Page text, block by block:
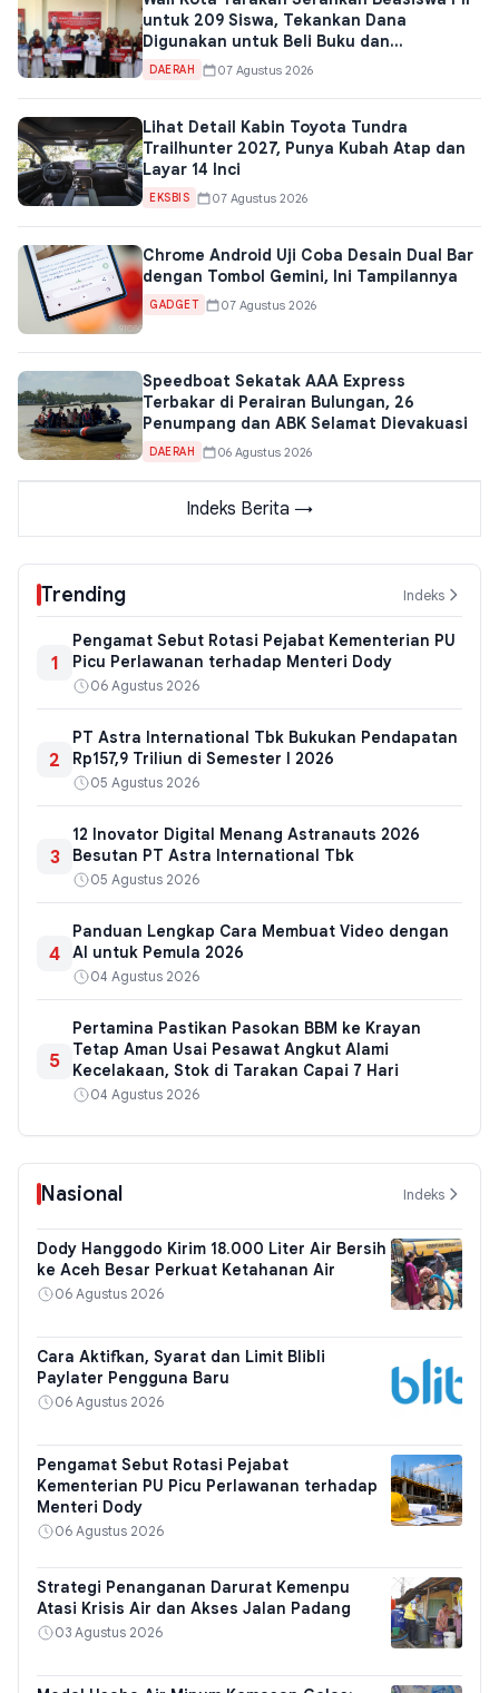
untuk 209 Siswa, Tekankan Dana
Digunakan untuk Beli Buku dan
Perlengkapan Sekolah
DAERAH 07 Agustus 2026
Lihat Detail Kabin Toyota Tundra
Trailhunter 2027, Punya Kubah Atap dan
Layar 14 Inci
EKSBIS 07 Agustus 2026
Chrome Android Uji Coba Desain Dual Bar
dengan Tombol Gemini, Ini Tampilannya
GADGET 07 Agustus 2026
Speedboat Sekatak AAA Express
Terbakar di Perairan Bulungan, 26
Penumpang dan ABK Selamat Dievakuasi
DAERAH 06 Agustus 2026
Indeks Berita →
Trending Indeks
1
Pengamat Sebut Rotasi Pejabat Kementerian PU
Picu Perlawanan terhadap Menteri Dody
06 Agustus 2026
2
PT Astra International Tbk Bukukan Pendapatan
Rp157,9 Triliun di Semester I 2026
05 Agustus 2026
3
12 Inovator Digital Menang Astranauts 2026
Besutan PT Astra International Tbk
05 Agustus 2026
4
Panduan Lengkap Cara Membuat Video dengan
AI untuk Pemula 2026
04 Agustus 2026
5
Pertamina Pastikan Pasokan BBM ke Krayan
Tetap Aman Usai Pesawat Angkut Alami
Kecelakaan, Stok di Tarakan Capai 7 Hari
04 Agustus 2026
Nasional Indeks
Dody Hanggodo Kirim 18.000 Liter Air Bersih
ke Aceh Besar Perkuat Ketahanan Air
06 Agustus 2026
Cara Aktifkan, Syarat dan Limit Blibli
Paylater Pengguna Baru
06 Agustus 2026
Pengamat Sebut Rotasi Pejabat
Kementerian PU Picu Perlawanan terhadap
Menteri Dody
06 Agustus 2026
Strategi Penanganan Darurat Kemenpu
Atasi Krisis Air dan Akses Jalan Padang
03 Agustus 2026